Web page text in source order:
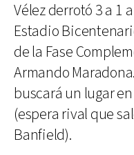
Vélez derrotó 3 a 1
Estadio
de la Fase
Armando
buscará un lugar
(espera rival que
Banfield).